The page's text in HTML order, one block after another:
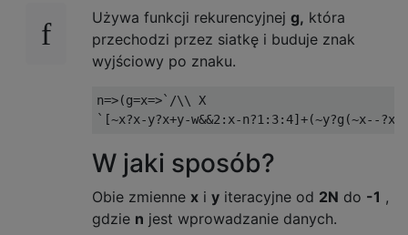
Używa funkcji rekurencyjnej g, która
przechodzi przez siatkę i buduje znak
wyjściowy po znaku.
n=>(g=x=>`/
`[~x?x-y?x+y-w&&2 : x-n?1 : 3:4]+(~y?g (~x--?x
W jaki sposób?
Obie zmienne x i y iteracyjne od 2N do -1 ,
gdzie n jest wprowadzanie danych.